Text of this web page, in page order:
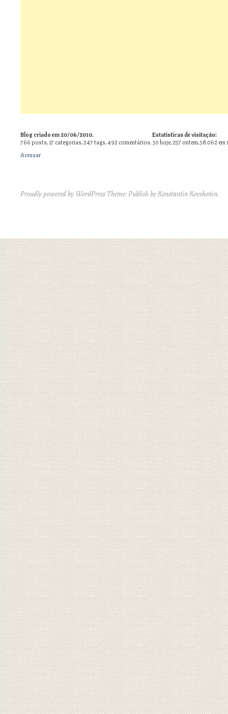
Blog criado em 20/06/2010.
766posts,17 categorias,247tags,492comentários.
Estatísticas de visitação:
30 hoje, 257 ontem, 58.062 em
Acessar
Proudly powered by WordPress Theme: Publish by Konstantin Kovshenin.